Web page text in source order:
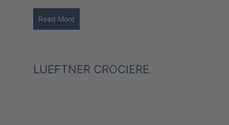
Read More
LUEFTNER CROCIERE